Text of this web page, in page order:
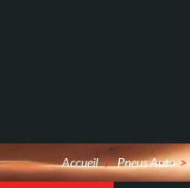
Accueil / Pneus Auto >